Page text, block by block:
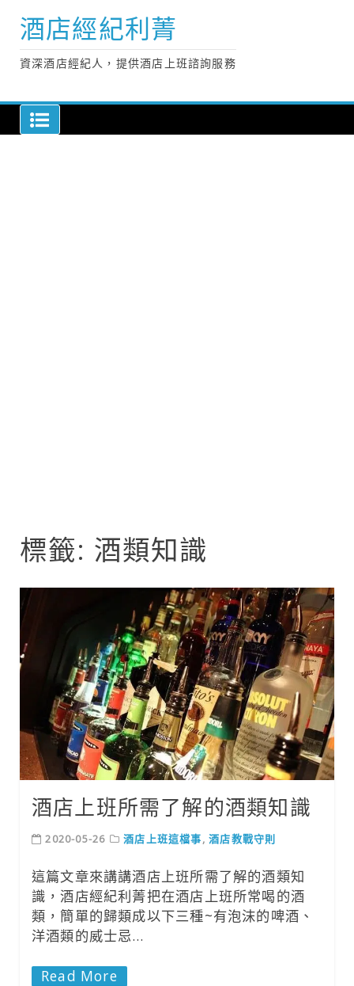
content
酒店經紀利菁
資深酒店經紀人，提供酒店上班諮詢服務
標籤: 酒類知識
酒店上班所需了解的酒類知識
2020-05-26 酒店上班這檔事,酒店教戰守則
這篇文章來講講酒店上班所需了解的酒類知
識，酒店經紀利菁把在酒店上班所常喝的酒
類，簡單的歸類成以下三種~有泡沫的啤酒、
洋酒類的威士忌…
Read More